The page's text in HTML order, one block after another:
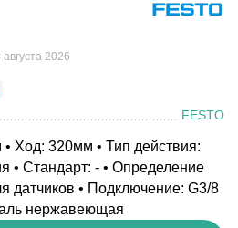
2026
FESTO
Ход: 320мм • Тип действия:
• Стандарт: - • Определение
датчиков • Подключение: G3/8
нержавеющая